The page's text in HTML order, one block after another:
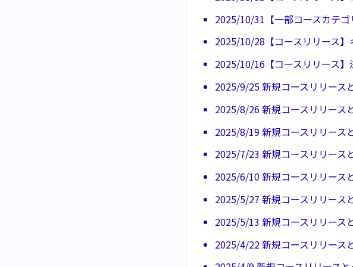
2025/10/31【一部コースカテ
2025/10/28【コースリリース
2025/10/16【コースリリース
2025/9/25 新規コースリリース
2025/8/26 新規コースリリース
2025/8/19 新規コースリリース
2025/7/23 新規コースリリース
2025/6/10 新規コースリリース
2025/5/27 新規コースリリース
2025/5/13 新規コースリリース
2025/4/22 新規コースリリース